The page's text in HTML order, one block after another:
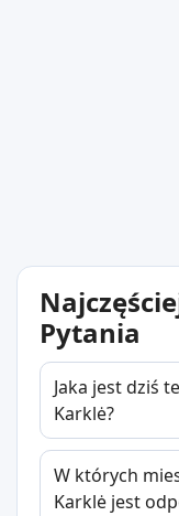
Pytania
Jaka jest dziś
Karklė?
W których
Karklė jest